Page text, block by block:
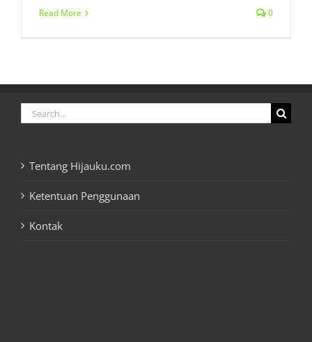
Read More 0
Search
for:
Tentang Hijauku.com
Ketentuan Penggunaan
Kontak